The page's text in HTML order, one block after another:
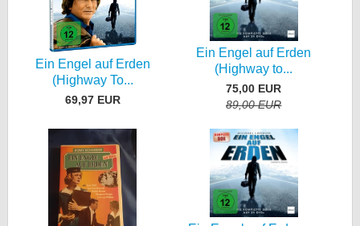
Ein Engel auf Erden
(Highway To...
69,97 EUR
Ein Engel auf Erden
(Highway to...
75,00 EUR
89,00 EUR